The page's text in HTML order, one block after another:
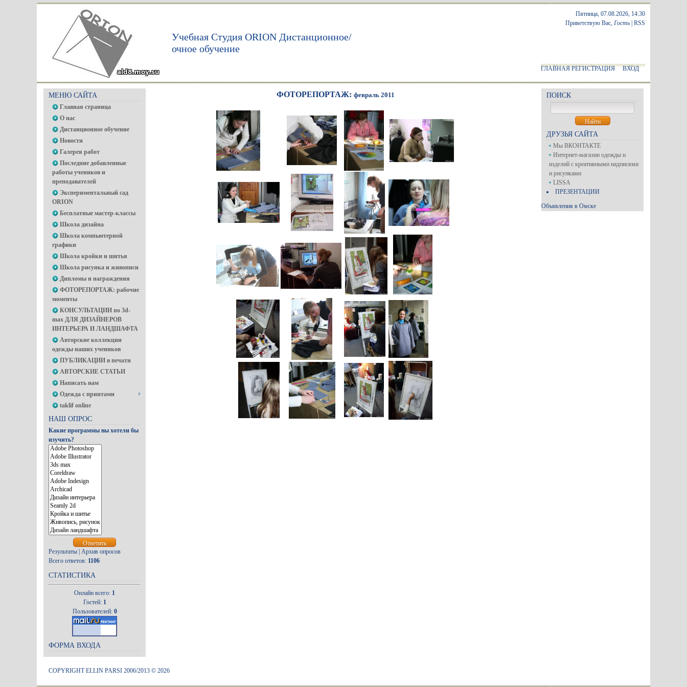
Учебная Студия ORION Дистанционное/
очное обучение
Пятница, 07.08.2026, 14:30
Приветствую Вас, Гость RSS
ГЛАВНАЯРЕГИСТРАЦИЯ ВХОД
МЕНЮ САЙТА
Главная страница
О нас
Дистанционное обучение
Новости
Галерея работ
Последние добавленные
работы учеников и
преподавателей
Экспериментальный сад
ORION
Бесплатные мастер-классы
Школа дизайна
Школа компьютерной
графики
Школа кройки и шитья
Школа рисунка и живописи
Дипломы и награждения
ФОТОРЕПОРТАЖ: рабочие
моменты
КОНСУЛЬТАЦИИ по 3d-
max ДЛЯ ДИЗАЙНЕРОВ
ИНТЕРЬЕРА И ЛАНДШАФТА
Авторские коллекции
одежды наших учеников
ПУБЛИКАЦИИ в печати
АВТОРСКИЕ СТАТЬИ
Написать нам
Одежда с принтами
taklif online
НАШ ОПРОС
Какие программы вы хотели бы
изучить?
Результаты Архив опросов
Всего ответов: 1106
СТАТИСТИКА
Онлайн всего: 1
Гостей: 1
Пользователей: 0
ФОРМА ВХОДА
ПОИСК
ДРУЗЬЯ САЙТА
Мы ВКОНТАКТЕ
Интернет-магазин одежды и
изделий с креативными надписями
и рисунками
LISSA
ПРЕЗЕНТАЦИИ
Объявления в Омске
ФОТОРЕПОРТАЖ: февраль 2011
COPYRIGHT ELLIN PARSI 2006/2013 © 2026